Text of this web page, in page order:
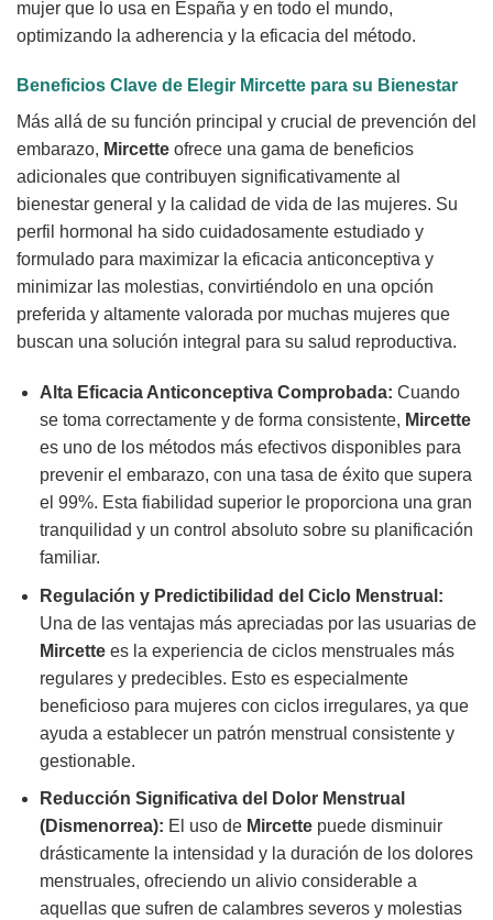
mujer que lo usa en España y en todo el mundo,
optimizando la adherencia y la eficacia del método.
Beneficios Clave de Elegir Mircette para su Bienestar
Más allá de su función principal y crucial de prevención del
embarazo, Mircette ofrece una gama de beneficios
adicionales que contribuyen significativamente al
bienestar general y la calidad de vida de las mujeres. Su
perfil hormonal ha sido cuidadosamente estudiado y
formulado para maximizar la eficacia anticonceptiva y
minimizar las molestias, convirtiéndolo en una opción
preferida y altamente valorada por muchas mujeres que
buscan una solución integral para su salud reproductiva.
Alta Eficacia Anticonceptiva Comprobada: Cuando
se toma correctamente y de forma consistente, Mircette
es uno de los métodos más efectivos disponibles para
prevenir el embarazo, con una tasa de éxito que supera
el 99%. Esta fiabilidad superior le proporciona una gran
tranquilidad y un control absoluto sobre su planificación
familiar.
Regulación y Predictibilidad del Ciclo Menstrual:
Una de las ventajas más apreciadas por las usuarias de
Mircettees la experiencia de ciclos menstruales más
regulares y predecibles. Esto es especialmente
beneficioso para mujeres con ciclos irregulares, ya que
ayuda a establecer un patrón menstrual consistente y
gestionable.
Reducción Significativa del Dolor Menstrual
(Dismenorrea): El uso de Mircettepuede disminuir
drásticamente la intensidad y la duración de los dolores
menstruales, ofreciendo un alivio considerable a
aquellas que sufren de calambres severos y molestias